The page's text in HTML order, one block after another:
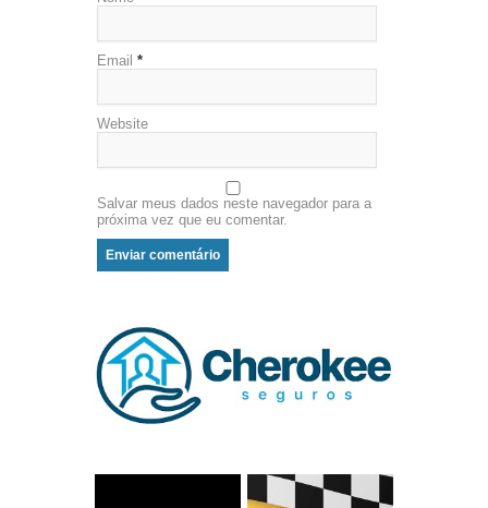
Email *
Website
Salvar meus dados neste navegador para a
próxima vez que eu comentar.